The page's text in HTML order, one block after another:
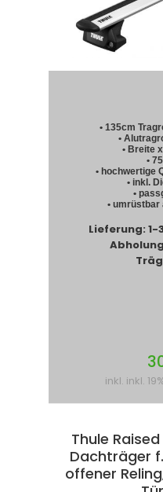
• 135cm
•
• Breite
•
• hochwertige
• inkl.
•
• umrüstbar
Lieferung: 1-
inkl. inkl.
Thule
Dachträger
offener